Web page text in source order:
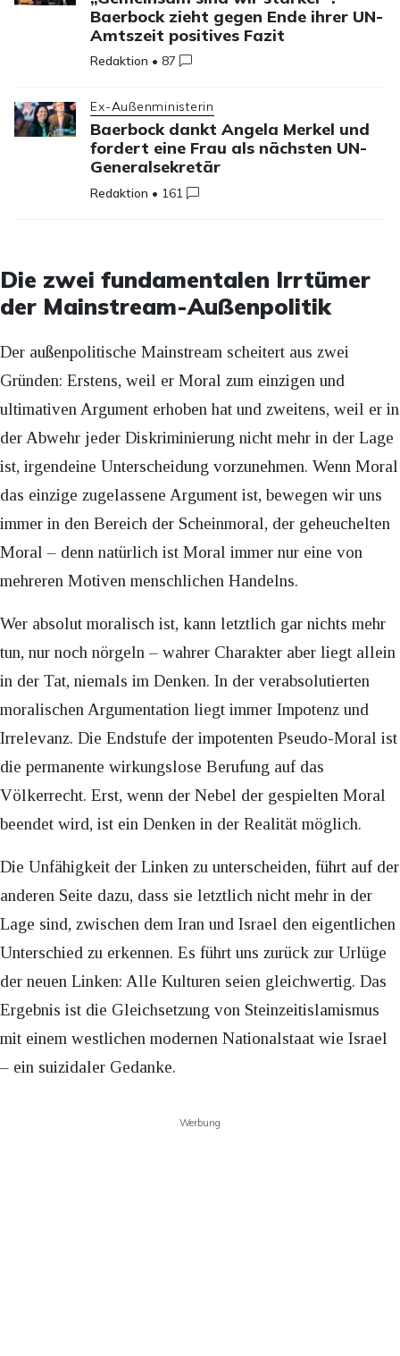
Baerbock zieht gegen Ende ihrer UN-
Amtszeit positives Fazit
Redaktion • 87
Ex-Außenministerin
Baerbock dankt Angela Merkel und
fordert eine Frau als nächsten UN-
Generalsekretär
Redaktion • 161
Die zwei fundamentalen Irrtümer
der Mainstream-Außenpolitik
Der außenpolitische Mainstream scheitert aus zwei
Gründen: Erstens, weil er Moral zum einzigen und
ultimativen Argument erhoben hat und zweitens, weil er in
der Abwehr jeder Diskriminierung nicht mehr in der Lage
ist, irgendeine Unterscheidung vorzunehmen. Wenn Moral
das einzige zugelassene Argument ist, bewegen wir uns
immer in den Bereich der Scheinmoral, der geheuchelten
Moral – denn natürlich ist Moral immer nur eine von
mehreren Motiven menschlichen Handelns.
Wer absolut moralisch ist, kann letztlich gar nichts mehr
tun, nur noch nörgeln – wahrer Charakter aber liegt allein
in der Tat, niemals im Denken. In der verabsolutierten
moralischen Argumentation liegt immer Impotenz und
Irrelevanz. Die Endstufe der impotenten Pseudo-Moral ist
die permanente wirkungslose Berufung auf das
Völkerrecht. Erst, wenn der Nebel der gespielten Moral
beendet wird, ist ein Denken in der Realität möglich.
Die Unfähigkeit der Linken zu unterscheiden, führt auf der
anderen Seite dazu, dass sie letztlich nicht mehr in der
Lage sind, zwischen dem Iran und Israel den eigentlichen
Unterschied zu erkennen. Es führt uns zurück zur Urlüge
der neuen Linken: Alle Kulturen seien gleichwertig. Das
Ergebnis ist die Gleichsetzung von Steinzeitislamismus
mit einem westlichen modernen Nationalstaat wie Israel
– ein suizidaler Gedanke.
Werbung